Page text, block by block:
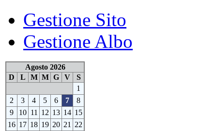
Gestione Sito
Gestione Albo
Agosto 2026
D
L M M G V
S
1
2
3 4 5 6 7
8
9
10 11 12 13 14 15
16 17 18 19 20 21
22